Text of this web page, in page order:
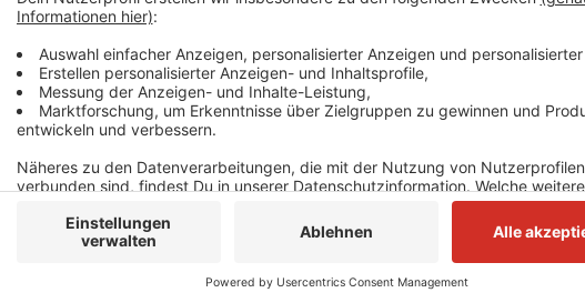
für die Übersichtsseite. Wichtiger Inhalt muss dabei möglichst mittig
(1260x504).
Bildes und der Angabe eines Copyrights versichert ihr, dass ihr die